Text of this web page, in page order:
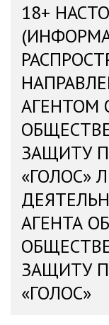
18+
АГЕНТОМ
ЗАЩИТУ
«ГОЛОС»
АГЕНТА
ЗАЩИТУ
«ГОЛОС»